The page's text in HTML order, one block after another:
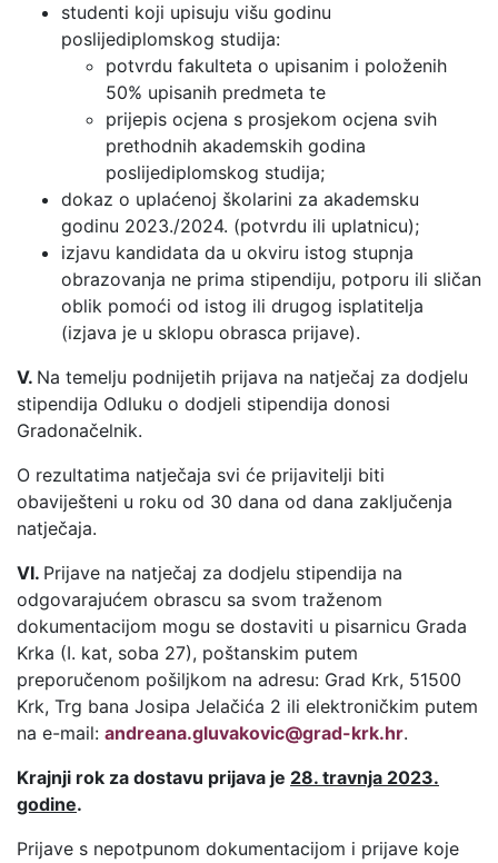
studenti koji upisuju višu godinu
poslijediplomskog studija:
potvrdu fakulteta o upisanim i položenih
50% upisanih predmeta te
prijepis ocjena s prosjekom ocjena svih
prethodnih akademskih godina
poslijediplomskog studija;
dokaz o uplaćenoj školarini za akademsku
godinu 2023./2024. (potvrdu ili uplatnicu);
izjavu kandidata da u okviru istog stupnja
obrazovanja ne prima stipendiju, potporu ili sličan
oblik pomoći od istog ili drugog isplatitelja
(izjava je u sklopu obrasca prijave).
V. Na temelju podnijetih prijava na natječaj za dodjelu
stipendija Odluku o dodjeli stipendija donosi
Gradonačelnik.
O rezultatima natječaja svi će prijavitelji biti
obaviješteni u roku od 30 dana od dana zaključenja
natječaja.
VI. Prijave na natječaj za dodjelu stipendija na
odgovarajućem obrascu sa svom traženom
dokumentacijom mogu se dostaviti u pisarnicu Grada
Krka (I. kat, soba 27), poštanskim putem
preporučenom pošiljkom na adresu: Grad Krk, 51500
Krk, Trg bana Josipa Jelačića 2 ili elektroničkim putem
na e-mail: andreana.gluvakovic@grad-krk.hr.
Krajnji rok za dostavu prijava je 28. travnja 2023.
godine.
Prijave s nepotpunom dokumentacijom i prijave koje